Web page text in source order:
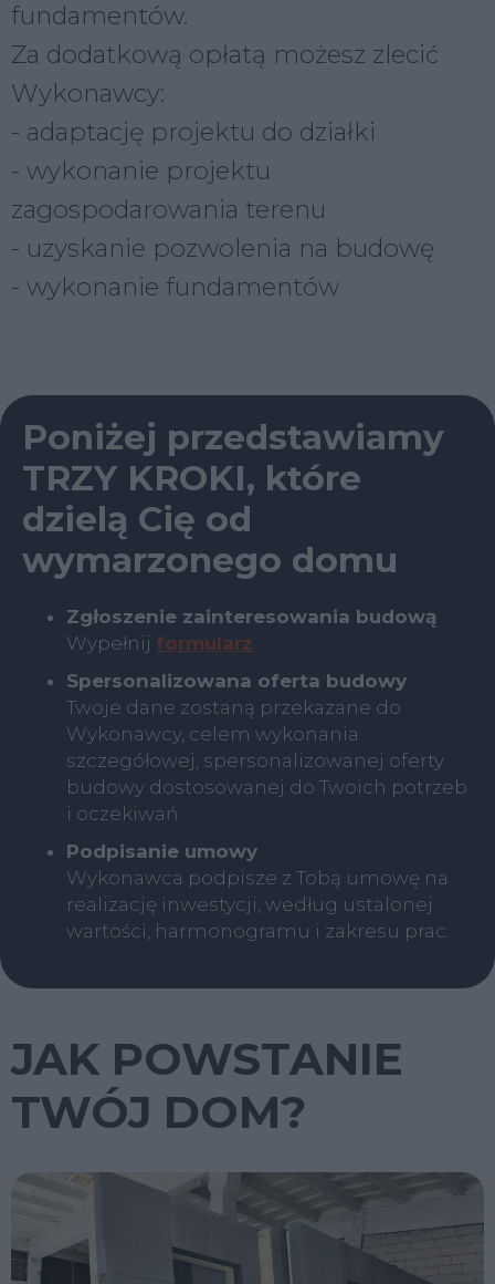
fundamentów.
Za dodatkową opłatą możesz zlecić
Wykonawcy:
- adaptację projektu do działki
- wykonanie projektu
zagospodarowania terenu
- uzyskanie pozwolenia na budowę
- wykonanie fundamentów
Poniżej przedstawiamy
TRZY KROKI, które
dzielą Cię od
wymarzonego domu
Zgłoszenie zainteresowania budową
Wypełnij formularz
Spersonalizowana oferta budowy
Twoje dane zostaną przekazane do
Wykonawcy, celem wykonania
szczegółowej, spersonalizowanej oferty
budowy dostosowanej do Twoich potrzeb
i oczekiwań.
Podpisanie umowy
Wykonawca podpisze z Tobą umowę na
realizację inwestycji, według ustalonej
wartości, harmonogramu i zakresu prac.
JAK POWSTANIE
TWÓJ DOM?